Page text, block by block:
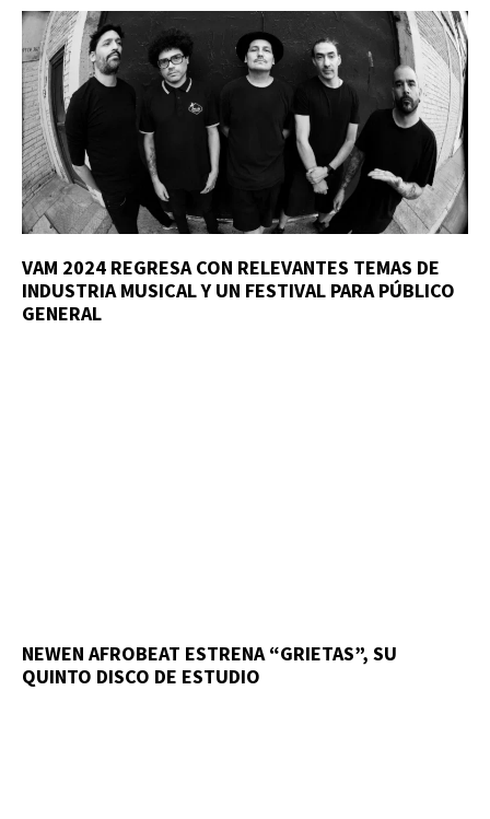
VAM 2024 REGRESA CON RELEVANTES TEMAS DE
INDUSTRIA MUSICAL Y UN FESTIVAL PARA PÚBLICO
GENERAL
NEWEN AFROBEAT ESTRENA “GRIETAS”, SU
QUINTO DISCO DE ESTUDIO